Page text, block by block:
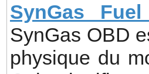
SynGas
SynGas OBD
physique du